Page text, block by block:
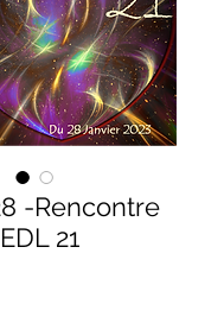
-Rencontre
21